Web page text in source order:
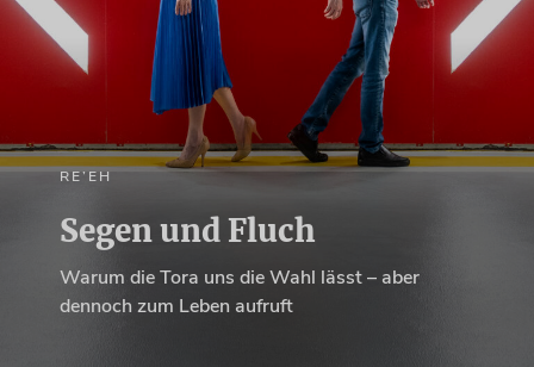
RE’EH
Segen und Fluch
Warum die Tora uns die Wahl lässt – aber
dennoch zum Leben aufruft